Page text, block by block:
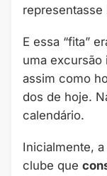
representasse
E essa “fita”
uma excursão
assim como
dos de hoje.
calendário.
Inicialmente,
clube que